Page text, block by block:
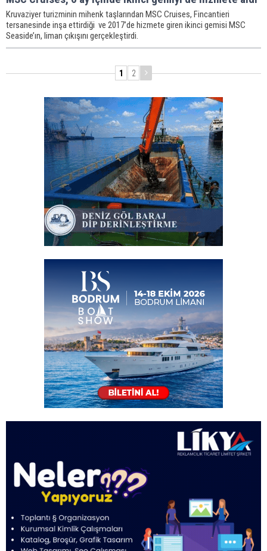
Kruvaziyer turizminin mihenk taşlarından MSC Cruises, Fincantieri
tersanesinde inşa ettirdiği ve 2017’de hizmete giren ikinci gemisi MSC
Seaside’ın, liman çıkışını gerçekleştirdi.
1 2